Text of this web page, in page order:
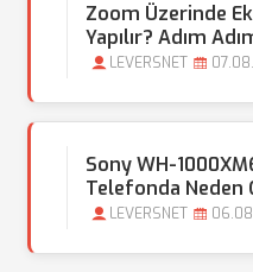
Zoom Üzerinde
Yapılır? Adım
LEVERSNET
Sony WH-
Telefonda Neden
LEVERSNET